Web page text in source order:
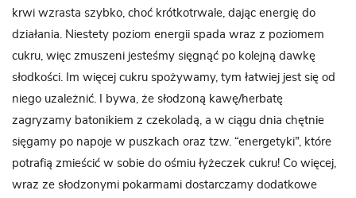
krwi wzrasta szybko, choć krótkotrwale, dając energię do
działania. Niestety poziom energii spada wraz z poziomem
cukru, więc zmuszeni jesteśmy sięgnąć po kolejną dawkę
słodkości. Im więcej cukru spożywamy, tym łatwiej jest się od
niego uzależnić. I bywa, że słodzoną kawę/herbatę
zagryzamy batonikiem z czekoladą, a w ciągu dnia chętnie
sięgamy po napoje w puszkach oraz tzw. “energetyki”, które
potrafią zmieścić w sobie do ośmiu łyżeczek cukru! Co więcej,
wraz ze słodzonymi pokarmami dostarczamy dodatkowe